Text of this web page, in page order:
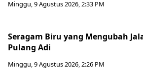
Minggu, 9 Agustus 2026, 2:33 PM
Seragam Biru yang Mengubah
Pulang Adi
Minggu, 9 Agustus 2026, 2:26 PM